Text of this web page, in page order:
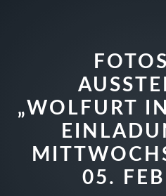
„WOLFURT
05.